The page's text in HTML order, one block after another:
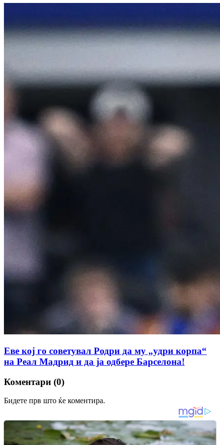
Еве кој го советувал Родри да му „удри корпа“
на Реал Мадрид и да ја одбере Барселона!
Коментари (0)
Бидете прв што ќе коментира.